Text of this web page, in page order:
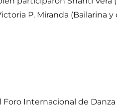
P. Miranda (Bailarina y
Internacional de